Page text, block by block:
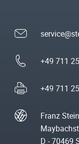
+49 711
+49 711
Franz
D - 70469